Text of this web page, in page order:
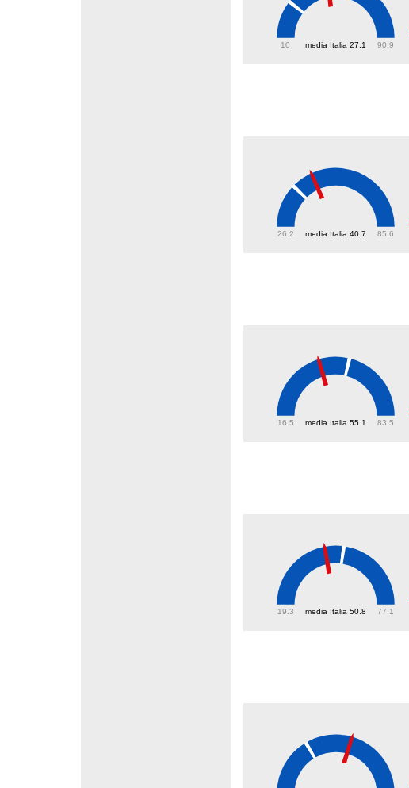
media Italia 27.1
10 90.9
media Italia 40.7
26.2 85.6
media Italia 55.1
16.5 83.5
media Italia 50.8
19.3 77.1